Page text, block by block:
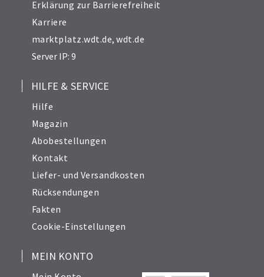
Erklärung zur Barrierefreiheit
Karriere
marktplatz.wdt.de,wdt.de
Server IP: 9
HILFE & SERVICE
Hilfe
Magazin
Abobestellungen
Kontakt
Liefer- und Versandkosten
Rücksendungen
Fakten
Cookie-Einstellungen
MEIN KONTO